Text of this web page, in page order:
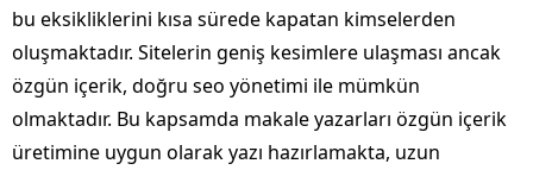
bu eksikliklerini kısa sürede kapatan kimselerden
oluşmaktadır. Sitelerin geniş kesimlere ulaşması ancak
özgün içerik, doğru seo yönetimi ile mümkün
olmaktadır. Bu kapsamda makale yazarları özgün içerik
üretimine uygun olarak yazı hazırlamakta, uzun